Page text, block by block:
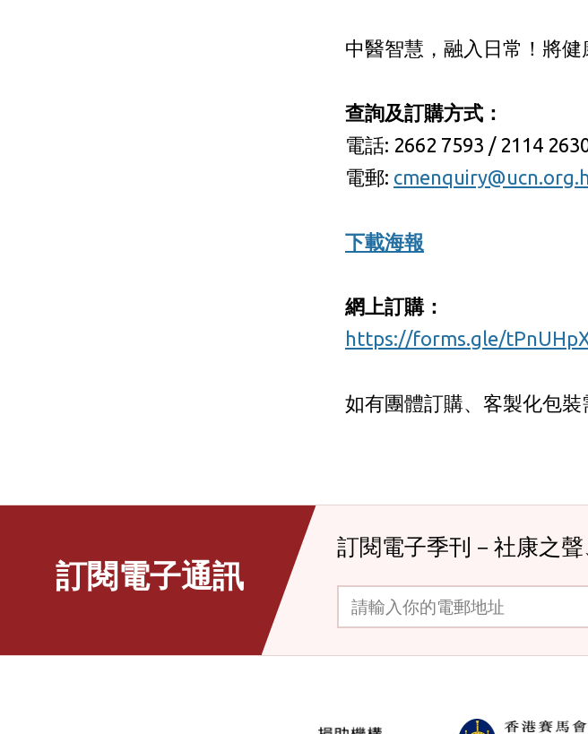
中醫智慧，融入日常！將健
查詢及訂購方式：
電話: 2662 7593 / 2114
電郵:
下載海報
網上訂購：
https://forms.gle/
如有團體訂購、客製化包裝
訂閱電子通訊
訂閱電子季刊－社康之
請輸入你的電郵地址